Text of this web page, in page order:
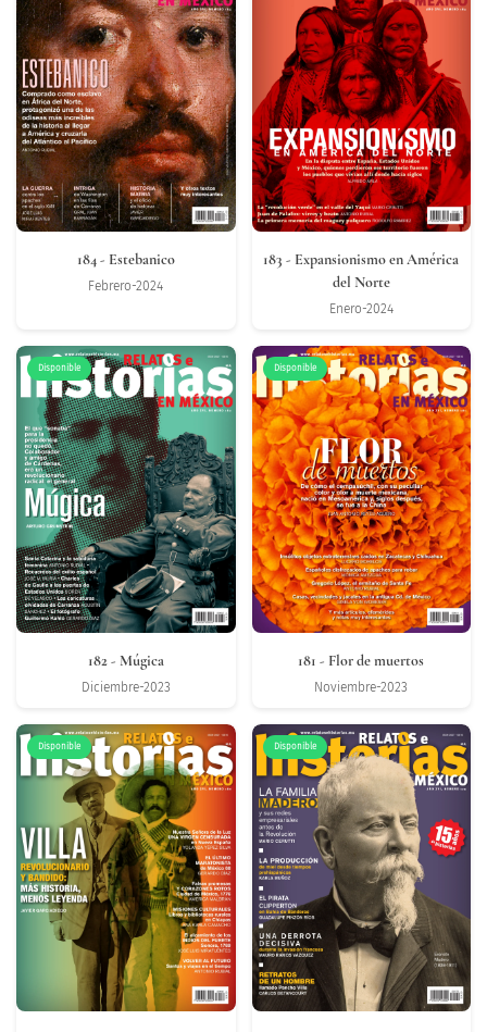
184- Estebanico
Febrero-2024
183 - Expansionismo en América
del Norte
Enero-2024
Disponible
182- Múgica
Diciembre-2023
Disponible
181 - Flor de muertos
Noviembre-2023
Disponible Disponible